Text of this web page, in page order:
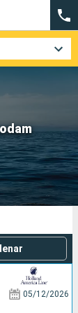
05/12/2026